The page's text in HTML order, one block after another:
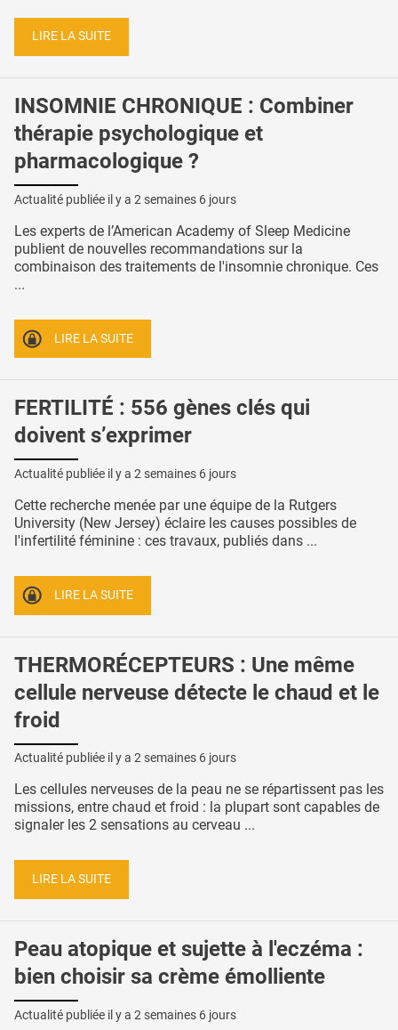
LIRE LA SUITE
INSOMNIE CHRONIQUE : Combiner
thérapie psychologique et
pharmacologique ?
Actualité publiée il y a 2 semaines 6 jours
Les experts de l’American Academy of Sleep Medicine
publient de nouvelles recommandations sur la
combinaison des traitements de l'insomnie chronique. Ces
...
LIRE LA SUITE
FERTILITÉ : 556 gènes clés qui
doivent s’exprimer
Actualité publiée il y a 2 semaines 6 jours
Cette recherche menée par une équipe de la Rutgers
University (New Jersey) éclaire les causes possibles de
l'infertilité féminine : ces travaux, publiés dans ...
LIRE LA SUITE
THERMORÉCEPTEURS : Une même
cellule nerveuse détecte le chaud et le
froid
Actualité publiée il y a 2 semaines 6 jours
Les cellules nerveuses de la peau ne se répartissent pas les
missions, entre chaud et froid : la plupart sont capables de
signaler les 2 sensations au cerveau ...
LIRE LA SUITE
Peau atopique et sujette à l'eczéma :
bien choisir sa crème émolliente
Actualité publiée il y a 2 semaines 6 jours